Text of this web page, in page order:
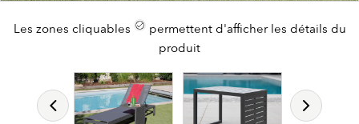
Les zones cliquables
permettent d'afficher les détails du
produit